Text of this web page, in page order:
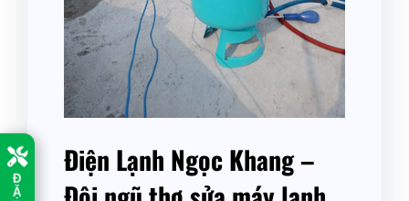
Đ
Ặ
Điện Lạnh Ngọc Khang –